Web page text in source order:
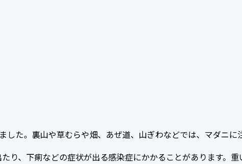
た。裏山や草むらや畑、あぜ道、山ぎわなどでは、マダニに
り、下痢などの症状が出る感染症にかかることがあります。